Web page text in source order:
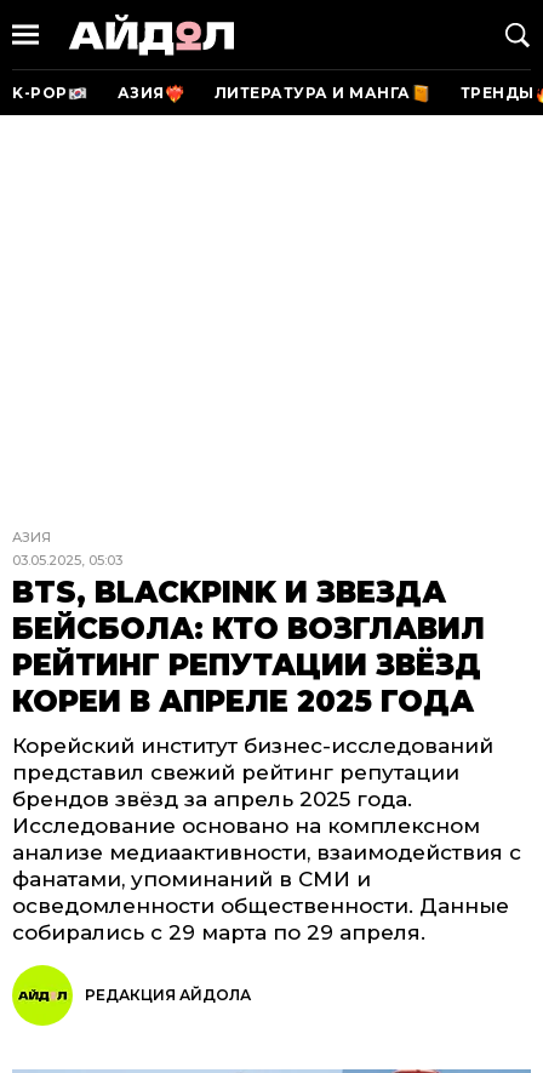
K-POP АЗИЯ ЛИТЕРАТУРА И МАНГА ТРЕНДЫ
АЗИЯ
03.05.2025, 05:03
BTS, BLACKPINK И ЗВЕЗДА
БЕЙСБОЛА: КТО ВОЗГЛАВИЛ
РЕЙТИНГ РЕПУТАЦИИ ЗВЁЗД
КОРЕИ В АПРЕЛЕ 2025 ГОДА
Корейский институт бизнес-исследований
представил свежий рейтинг репутации
брендов звёзд за апрель 2025 года.
Исследование основано на комплексном
анализе медиаактивности, взаимодействия с
фанатами, упоминаний в СМИ и
осведомленности общественности. Данные
собирались с 29 марта по 29 апреля.
РЕДАКЦИЯ АЙДОЛА